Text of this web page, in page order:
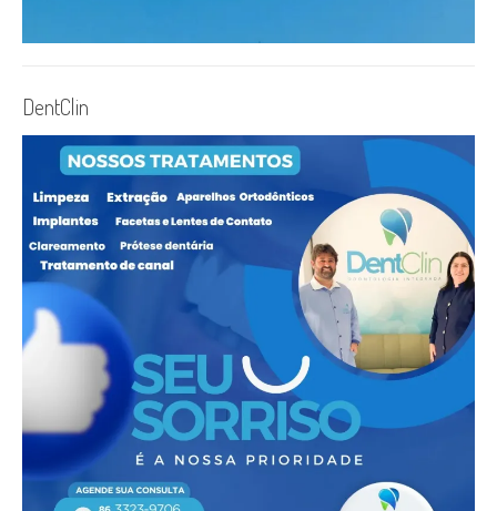
DentClin